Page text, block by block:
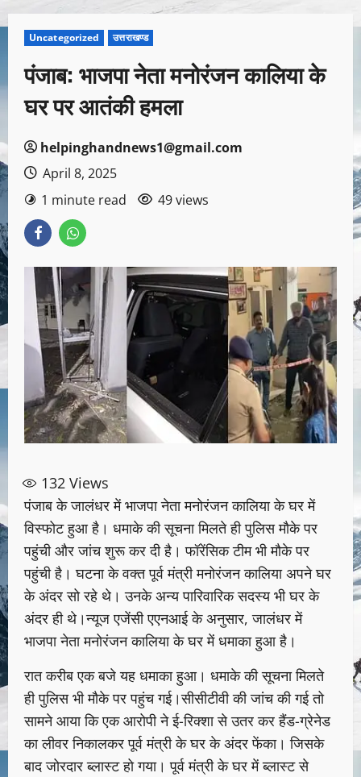
Uncategorized उत्तराखण्ड
पंजाब: भाजपा नेता मनोरंजन कालिया के
घर पर आतंकी हमला
helpinghandnews1@gmail.com
April 8, 2025
1 minute read
49 views
132 Views
पंजाब के जालंधर में भाजपा नेता मनोरंजन कालिया के घर में
विस्फोट हुआ है। धमाके की सूचना मिलते ही पुलिस मौके पर
पहुंची और जांच शुरू कर दी है। फॉरेंसिक टीम भी मौके पर
पहुंची है। घटना के वक्त पूर्व मंत्री मनोरंजन कालिया अपने घर
के अंदर सो रहे थे। उनके अन्य पारिवारिक सदस्य भी घर के
अंदर ही थे।न्यूज एजेंसी एएनआई के अनुसार, जालंधर में
भाजपा नेता मनोरंजन कालिया के घर में धमाका हुआ है।
रात करीब एक बजे यह धमाका हुआ। धमाके की सूचना मिलते
ही पुलिस भी मौके पर पहुंच गई।सीसीटीवी की जांच की गई तो
सामने आया कि एक आरोपी ने ई-रिक्शा से उतर कर हैंड-ग्रेनेड
का लीवर निकालकर पूर्व मंत्री के घर के अंदर फेंका। जिसके
बाद जोरदार ब्लास्ट हो गया। पूर्व मंत्री के घर में ब्लास्ट से